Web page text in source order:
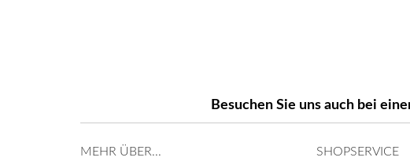
Besuchen Sie uns auch bei
MEHR ÜBER... SHOPSERVICE